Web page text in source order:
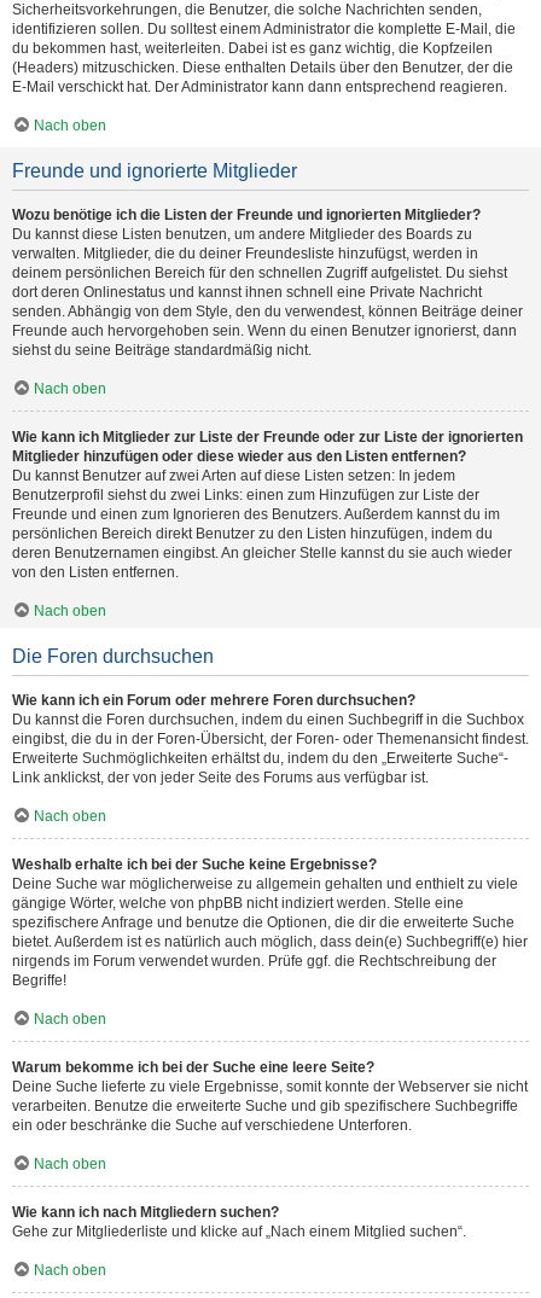
Sicherheitsvorkehrungen, die Benutzer, die solche Nachrichten senden,
identifizieren sollen. Du solltest einem Administrator die komplette E-Mail, die
du bekommen hast, weiterleiten. Dabei ist es ganz wichtig, die Kopfzeilen
(Headers) mitzuschicken. Diese enthalten Details über den Benutzer, der die
E-Mail verschickt hat. Der Administrator kann dann entsprechend reagieren.
Nach oben
Freunde und ignorierte Mitglieder
Wozu benötige ich die Listen der Freunde und ignorierten Mitglieder?
Du kannst diese Listen benutzen, um andere Mitglieder des Boards zu
verwalten. Mitglieder, die du deiner Freundesliste hinzufügst, werden in
deinem persönlichen Bereich für den schnellen Zugriff aufgelistet. Du siehst
dort deren Onlinestatus und kannst ihnen schnell eine Private Nachricht
senden. Abhängig von dem Style, den du verwendest, können Beiträge deiner
Freunde auch hervorgehoben sein. Wenn du einen Benutzer ignorierst, dann
siehst du seine Beiträge standardmäßig nicht.
Nach oben
Wie kann ich Mitglieder zur Liste der Freunde oder zur Liste der ignorierten
Mitglieder hinzufügen oder diese wieder aus den Listen entfernen?
Du kannst Benutzer auf zwei Arten auf diese Listen setzen: In jedem
Benutzerprofil siehst du zwei Links: einen zum Hinzufügen zur Liste der
Freunde und einen zum Ignorieren des Benutzers. Außerdem kannst du im
persönlichen Bereich direkt Benutzer zu den Listen hinzufügen, indem du
deren Benutzernamen eingibst. An gleicher Stelle kannst du sie auch wieder
von den Listen entfernen.
Nach oben
Die Foren durchsuchen
Wie kann ich ein Forum oder mehrere Foren durchsuchen?
Du kannst die Foren durchsuchen, indem du einen Suchbegriff in die Suchbox
eingibst, die du in der Foren-Übersicht, der Foren- oder Themenansicht findest.
Erweiterte Suchmöglichkeiten erhältst du, indem du den „Erweiterte Suche“-
Link anklickst, der von jeder Seite des Forums aus verfügbar ist.
Nach oben
Weshalb erhalte ich bei der Suche keine Ergebnisse?
Deine Suche war möglicherweise zu allgemein gehalten und enthielt zu viele
gängige Wörter, welche von phpBB nicht indiziert werden. Stelle eine
spezifischere Anfrage und benutze die Optionen, die dir die erweiterte Suche
bietet. Außerdem ist es natürlich auch möglich, dass dein(e) Suchbegriff(e) hier
nirgends im Forum verwendet wurden. Prüfe ggf. die Rechtschreibung der
Begriffe!
Nach oben
Warum bekomme ich bei der Suche eine leere Seite?
Deine Suche lieferte zu viele Ergebnisse, somit konnte der Webserver sie nicht
verarbeiten. Benutze die erweiterte Suche und gib spezifischere Suchbegriffe
ein oder beschränke die Suche auf verschiedene Unterforen.
Nach oben
Wie kann ich nach Mitgliedern suchen?
Gehe zur Mitgliederliste und klicke auf „Nach einem Mitglied suchen“.
Nach oben